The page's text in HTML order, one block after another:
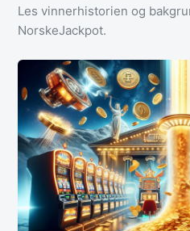
Les vinnerhistorien og
NorskeJackpot.